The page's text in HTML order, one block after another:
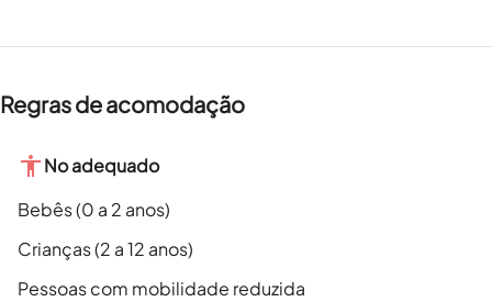
Regras de acomodação
No adequado
Bebês (0 a 2 anos)
Crianças (2 a 12 anos)
Pessoas com mobilidade reduzida